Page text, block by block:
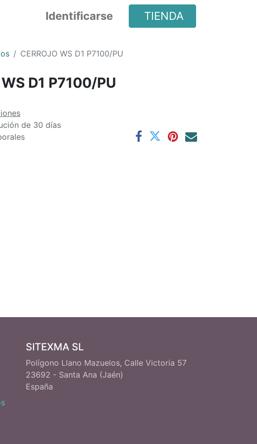
Identificarse TIENDA
CERROJO WS D1 P7100/PU
D1 P7100/PU
de 30 días
SITEXMA SL
Polígono Llano Mazuelos, Calle Victoria 57
23692 - Santa Ana (Jaén)
España